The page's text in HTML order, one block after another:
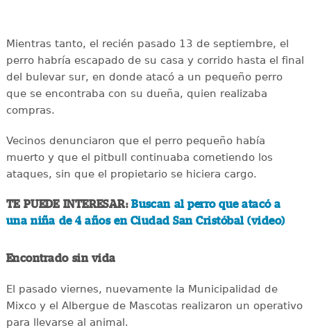
Mientras tanto, el recién pasado 13 de septiembre, el
perro habría escapado de su casa y corrido hasta el final
del bulevar sur, en donde atacó a un pequeño perro
que se encontraba con su dueña, quien realizaba
compras.
Vecinos denunciaron que el perro pequeño había
muerto y que el pitbull continuaba cometiendo los
ataques, sin que el propietario se hiciera cargo.
TE PUEDE INTERESAR:Buscan al perro que atacó a
una niña de 4 años en Ciudad San Cristóbal (video)
Encontrado sin vida
El pasado viernes, nuevamente la Municipalidad de
Mixco y el Albergue de Mascotas realizaron un operativo
para llevarse al animal.